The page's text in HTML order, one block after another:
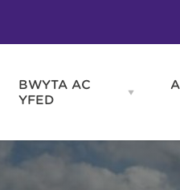
BWYTA AC
YFED
Open
YFED
Blas ar Gymru